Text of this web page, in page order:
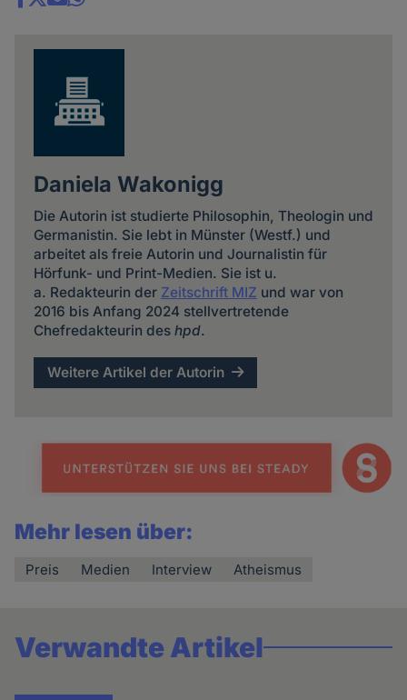
Share
Daniela Wakonigg
Die Autorin ist studierte Philosophin, Theologin und
Germanistin. Sie lebt in Münster (Westf.) und
arbeitet als freie Autorin und Journalistin für
Hörfunk- und Print-Medien. Sie ist u.
a. Redakteurin der Zeitschrift MIZ und war von
2016 bis Anfang 2024 stellvertretende
Chefredakteurin des hpd.
Weitere Artikel der Autorin
Mehr lesen über:
Preis Medien Interview Atheismus
Verwandte Artikel